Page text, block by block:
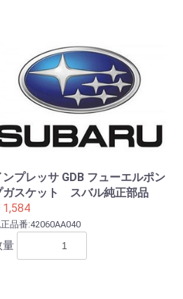
バンザイ
ーサポート(G-
SCAN2)
ンプレッサ GDB フューエルポン
ガスケット スバル純正部品
1,584
品番:42060AA040
量